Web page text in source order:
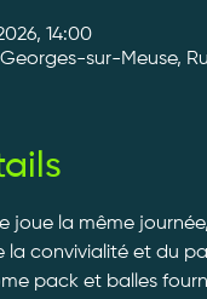
14:00
sur-Meuse,
joue la même
la convivialité et du
pack et balles